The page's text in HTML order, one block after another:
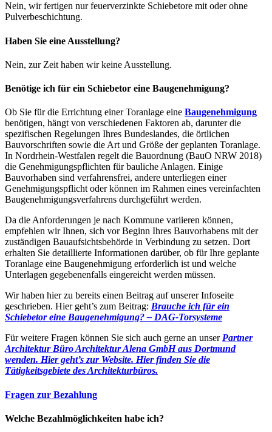
Nein, wir fertigen nur feuerverzinkte Schiebetore mit oder ohne
Pulverbeschichtung.
Haben Sie eine Ausstellung?
Nein, zur Zeit haben wir keine Ausstellung.
Benötige ich für ein Schiebetor eine Baugenehmigung?
Ob Sie für die Errichtung einer Toranlage eine Baugenehmigung
benötigen, hängt von verschiedenen Faktoren ab, darunter die
spezifischen Regelungen Ihres Bundeslandes, die örtlichen
Bauvorschriften sowie die Art und Größe der geplanten Toranlage.
In Nordrhein-Westfalen regelt die Bauordnung (BauO NRW 2018)
die Genehmigungspflichten für bauliche Anlagen. Einige
Bauvorhaben sind verfahrensfrei, andere unterliegen einer
Genehmigungspflicht oder können im Rahmen eines vereinfachten
Baugenehmigungsverfahrens durchgeführt werden.
Da die Anforderungen je nach Kommune variieren können,
empfehlen wir Ihnen, sich vor Beginn Ihres Bauvorhabens mit der
zuständigen Bauaufsichtsbehörde in Verbindung zu setzen. Dort
erhalten Sie detaillierte Informationen darüber, ob für Ihre geplante
Toranlage eine Baugenehmigung erforderlich ist und welche
Unterlagen gegebenenfalls eingereicht werden müssen.
Wir haben hier zu bereits einen Beitrag auf unserer Infoseite
geschrieben. Hier geht’s zum Beitrag: Brauche ich für ein
Schiebetor eine Baugenehmigung? – DAG-Torsysteme
Für weitere Fragen können Sie sich auch gerne an unser Partner
Architektur Büro Architektur Alena GmbH aus Dortmund
wenden. Hier geht’s zur Website. Hier finden Sie die
Tätigkeitsgebiete des Architekturbüros.
Fragen zur Bezahlung
Welche Bezahlmöglichkeiten habe ich?